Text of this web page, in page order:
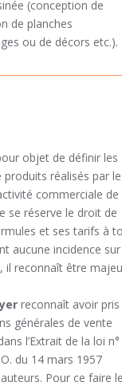
(conception de
de planches
ou de décors etc.).
objet de définir les
réalisés par le
commerciale de
se réserve le droit de
et ses tarifs à
aucune incidence sur
il reconnaît être
reconnaît avoir pris
générales de vente
l’Extrait de la loi
du 14 mars 1957
Pour ce faire le